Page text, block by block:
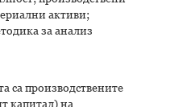
активи;
за анализ
са производствените
капитал) на